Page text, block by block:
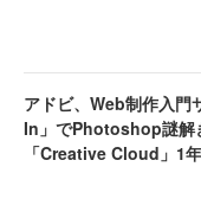
アドビ、Web制作入
In」でPhotoshop謎解
「Creative Cloud」1